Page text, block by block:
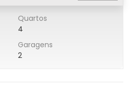
Quartos
4
Garagens
2